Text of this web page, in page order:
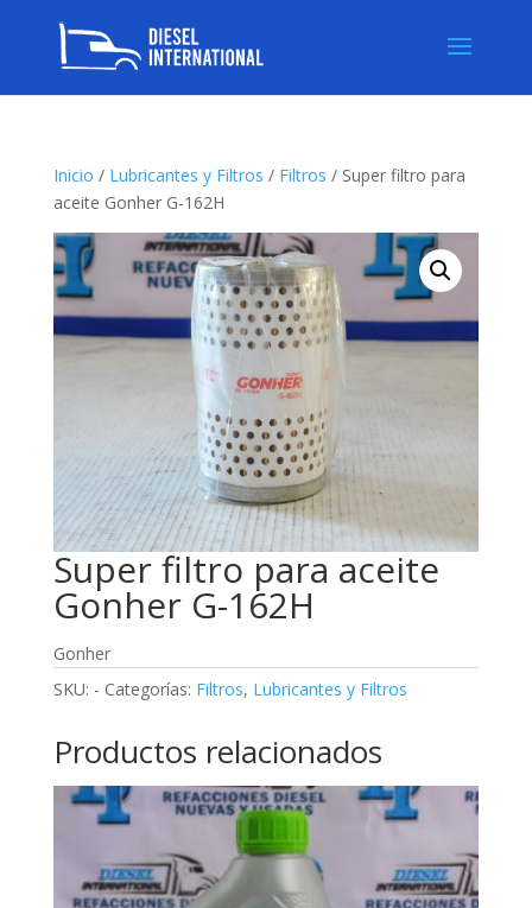
Inicio / Lubricantes y Filtros / Filtros / Super filtro para
aceite Gonher G-162H
Super filtro para aceite
Gonher G-162H
Gonher
SKU: - Categorías: Filtros, Lubricantes y Filtros
Productos relacionados